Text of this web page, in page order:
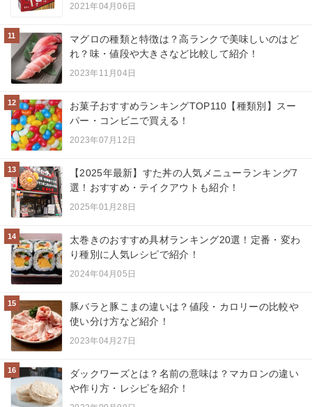
2021年04月06日
11
マグロの種類と特徴は？高ランクで美味しいのはど
れ？味・値段や大きさなど比較して紹介！
2023年11月04日
12
お菓子おすすめランキングTOP110【種類別】スー
パー・コンビニで買える！
2023年07月12日
13
【2025年最新】すた丼の人気メニューランキング7
選！おすすめ・テイクアウトも紹介！
2025年01月28日
14
太巻きのおすすめ具材ランキング20選！定番・変わ
り種別に人気レシピで紹介！
2024年04月05日
15
豚バラと豚こまの違いは？値段・カロリーの比較や
使い分け方など紹介！
2023年04月27日
16
ダックワーズとは？名前の意味は？マカロンの違い
や作り方・レシピを紹介！